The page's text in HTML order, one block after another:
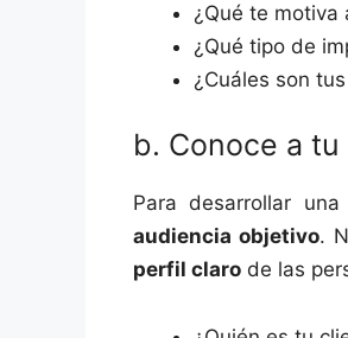
¿Qué te motiva
¿Qué tipo de
¿Cuáles son
b. Conoce a
Para desarrollar
audiencia objetivo.
perfil claro de las